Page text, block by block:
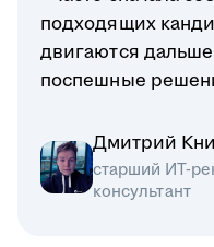
подходящих
двигаются
поспешные
Дмитрий
старший ИТ-
консультант